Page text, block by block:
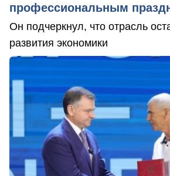
профессиональным
Он подчеркнул, что отрасль
развития экономики